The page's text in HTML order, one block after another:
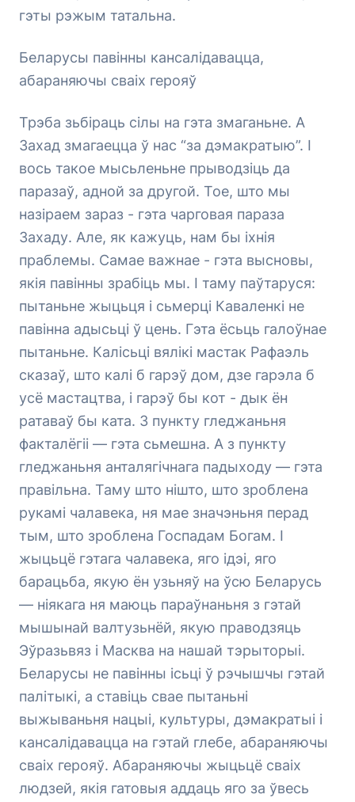
гэты рэжым татальна.
Беларусы павінны кансалідавацца,
абараняючы сваіх герояў
Трэба зьбіраць сілы на гэта змаганьне. А
Захад змагаецца ў нас “за дэмакратыю”. І
вось такое мысьленьне прыводзіць да
паразаў, адной за другой. Тое, што мы
назіраем зараз - гэта чарговая параза
Захаду. Але, як кажуць, нам бы іхнія
праблемы. Самае важнае - гэта высновы,
якія павінны зрабіць мы. І таму паўтаруся:
пытаньне жыцьця і сьмерці Каваленкі не
павінна адысьці ў цень. Гэта ёсьць галоўнае
пытаньне. Калісьці вялікі мастак Рафаэль
сказаў, што калі б гарэў дом, дзе гарэла б
усё мастацтва, і гарэў бы кот - дык ён
ратаваў бы ката. З пункту гледжаньня
факталёгіі — гэта сьмешна. А з пункту
гледжаньня анталягічнага падыходу — гэта
правільна. Таму што нішто, што зроблена
рукамі чалавека, ня мае значэньня перад
тым, што зроблена Госпадам Богам. І
жыцьцё гэтага чалавека, яго ідэі, яго
барацьба, якую ён узьняў на ўсю Беларусь
— ніякага ня маюць параўнаньня з гэтай
мышынай валтузьнёй, якую праводзяць
Эўразьвяз і Масква на нашай тэрыторыі.
Беларусы не павінны ісьці ў рэчышчы гэтай
палітыкі, а ставіць свае пытаньні
выжываньня нацыі, культуры, дэмакратыі і
кансалідавацца на гэтай глебе, абараняючы
сваіх герояў. Абараняючы жыцьцё сваіх
людзей, якія гатовыя аддаць яго за ўвесь